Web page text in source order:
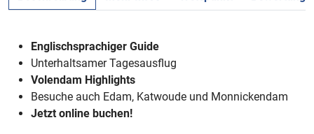
Englischsprachiger Guide
Unterhaltsamer Tagesausflug
Volendam Highlights
Besuche auch Edam, Katwoude und Monnickendam
Jetzt online buchen!